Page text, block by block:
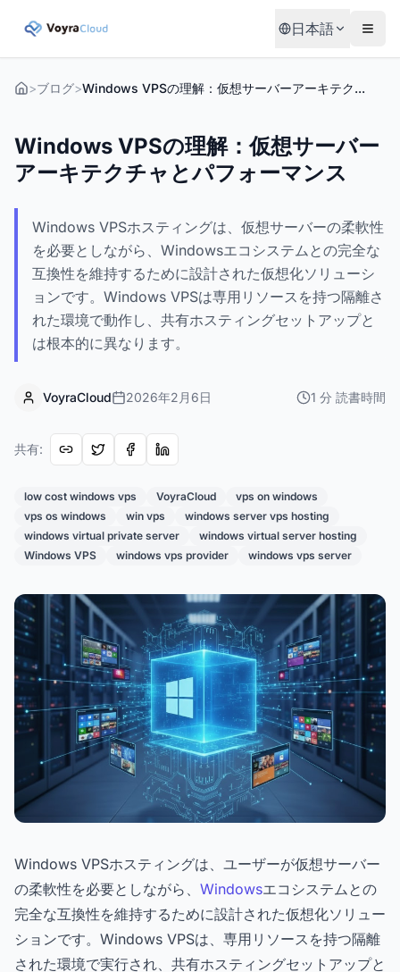
日本語
>ブログ> Windows VPSの理解：仮想サーバーアーキテクチャとパフォーマンス
Windows VPSの理解：仮想サーバー
アーキテクチャとパフォーマンス
Windows VPSホスティングは、仮想サーバーの柔軟性
を必要としながら、Windowsエコシステムとの完全な
互換性を維持するために設計された仮想化ソリューシ
ョンです。Windows VPSは専用リソースを持つ隔離さ
れた環境で動作し、共有ホスティングセットアップと
は根本的に異なります。
VoyraCloud 2026年2月6日 1 分 読書時間
共有:
low cost windows vps VoyraCloud
vps on windows
vps os windows
win vps
windows server vps hosting
windows virtual private server
windows virtual server hosting
Windows VPS
windows vps provider windows vps server
Windows VPSホスティングは、ユーザーが仮想サーバー
の柔軟性を必要としながら、 Windowsエコシステムとの
完全な互換性を維持するために設計された仮想化ソリュー
ションです。Windows VPSは、専用リソースを持つ隔離
された環境で実行され、共有ホスティングセットアップと